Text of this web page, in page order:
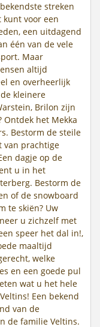
streken
kunt voor een
een uitdagend
één van de vele
Maar
altijd
en overheerlijk
kleinere
Brilon zijn
Ontdek het Mekka
Bestorm de steile
van prachtige
dagje op de
u in het
Bestorm de
of de snowboard
te skiën? Uw
u zichzelf met
speer het dal in!,
maaltijd
welke
en een goede pul
wat u het hele
Een bekend
van de
de familie Veltins.